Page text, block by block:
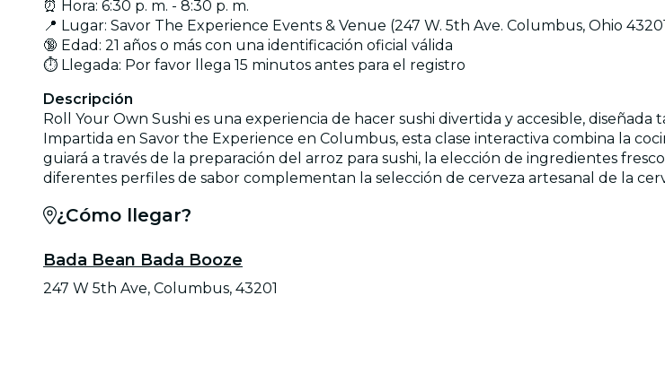
⏰ Hora: 6:30 p. m. - 8:30 p. m.
📍 Lugar: Savor The Experience Events & Venue (247 W. 5th Ave. Columbus, Ohio
🔞 Edad: 21 años o más con una identificación oficial válida
⏱️ Llegada: Por favor llega 15 minutos antes para el registro
Descripción
Roll Your Own Sushi es una experiencia de hacer sushi divertida y accesible,
Impartida en Savor the Experience en Columbus, esta clase interactiva combina la
guiará a través de la preparación del arroz para sushi, la elección de ingredientes
diferentes perfiles de sabor complementan la selección de cerveza artesanal de la
¿Cómo llegar?
Bada Bean Bada Booze
247 W 5th Ave, Columbus, 43201